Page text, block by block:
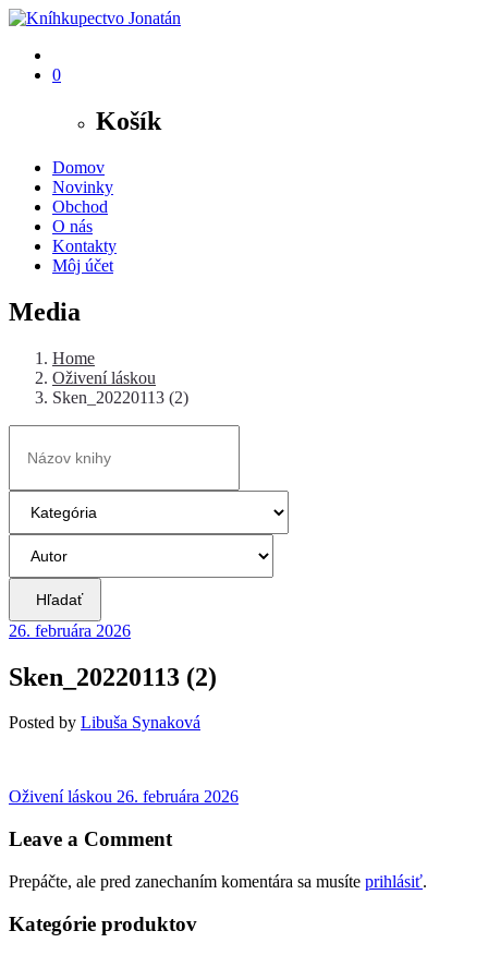
0
Košík
Domov
Novinky
Obchod
O nás
Kontakty
Môj účet
Media
Home
Oživení láskou
Sken_20220113 (2)
Hľadať
26. februára 2026
Sken_20220113 (2)
Posted by Libuša Synaková
Navigácia
v
Oživení láskou Previous
26. februára 2026
Leave a Comment
Prepáčte, ale pred zanechaním komentára sa musíte prihlásiť.
Kategórie produktov